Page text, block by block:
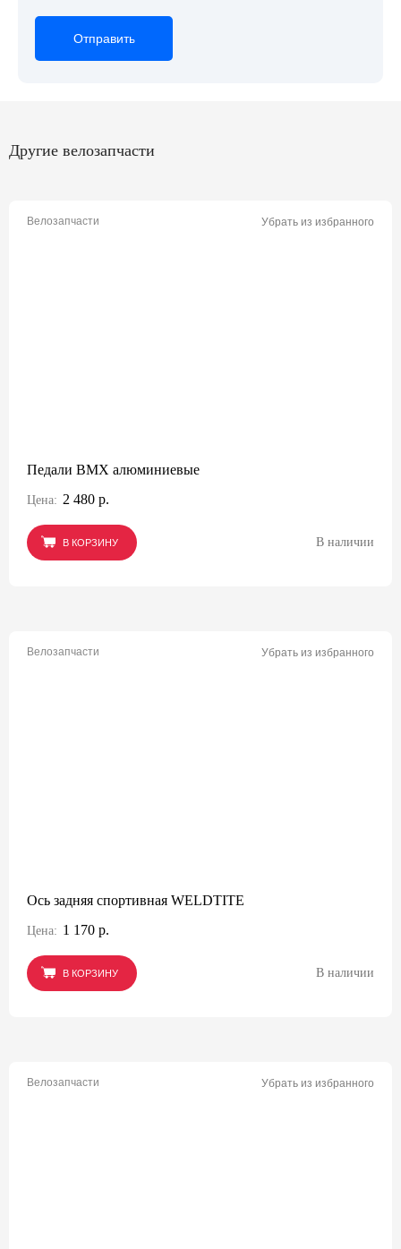
Отправить
Отправить
Отправить
Другие велозапчасти
Велозапчасти Убрать из избранного
Педали BMX алюминиевые
Цена: 2 480 р.
В КОРЗИНУ
В КОРЗИНУ
В КОРЗИНУ В наличии
Велозапчасти Убрать из избранного
Ось задняя спортивная WELDTITE
Цена: 1 170 р.
В КОРЗИНУ
В КОРЗИНУ
В КОРЗИНУ В наличии
Велозапчасти Убрать из избранного